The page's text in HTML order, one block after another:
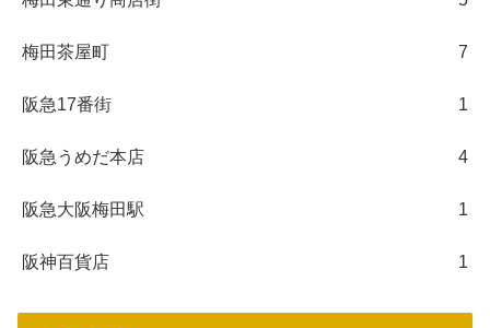
梅田茶屋町 7
阪急17番街 1
阪急うめだ本店 4
阪急大阪梅田駅 1
阪神百貨店 1